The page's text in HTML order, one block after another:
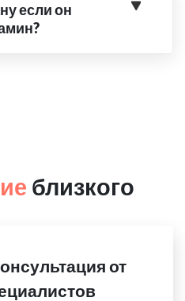
если он
близкого
от